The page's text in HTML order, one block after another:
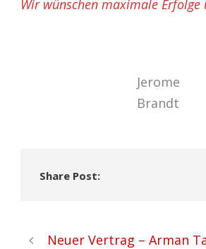
Wir wünschen maximale Erfolge
Jerome
Brandt
Share Post:
Neuer Vertrag – Arman